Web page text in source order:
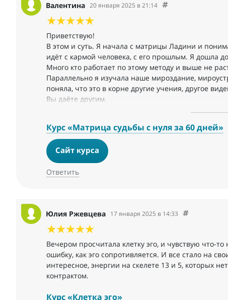
Валентина 20 января 2025 в 21:14
Приветствую!
В этом и суть. Я начала с матрицы Ладини и
идёт с кармой человека, с его прошлым. Я дошла
Много кто работает по этому методу и выше не
Параллельно я изучала наше мироздание,
поняла, что это в корне другие учения, другое
Вы даёте другим.
Это не только меня раскрывает каждый день, но и
это в корне.
Благодарю за то, что Вы даёте эти знания другим,
консультанту.
Курс «Матрица судьбы с нуля за 60 дней»
Сайт курса
Ответить
Юлия Ржевцева 17 января 2025 в 14:33
Вечером просчитала клетку эго, и чувствую что-
ошибку, как эго сопротивляется. И все стало на
интересное, энергии на скелете 13 и 5, которых
контрактом.
Курс «Клетка эго»